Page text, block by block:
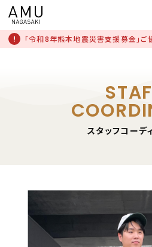
「令和8年熊本地震災害支援募金」
スタッフコーデ